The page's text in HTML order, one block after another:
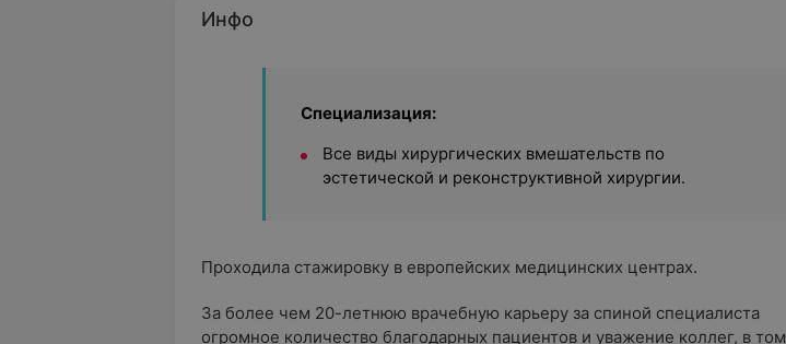
Инфо
Специализация:
Все виды хирургических вмешательств по
эстетической и реконструктивной хирургии.
Проходила стажировку в европейских медицинских центрах.
За более чем 20-летнюю врачебную карьеру за спиной специалиста
огромное количество благодарных пациентов и уважение коллег, в том